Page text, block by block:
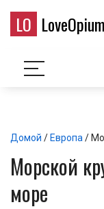
LO LoveOpium
Домой / Европа /
Морской
море